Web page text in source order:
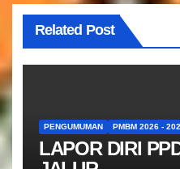
Related Post
PENGUMUMAN PMBM 2026 -
LAPOR DIRI